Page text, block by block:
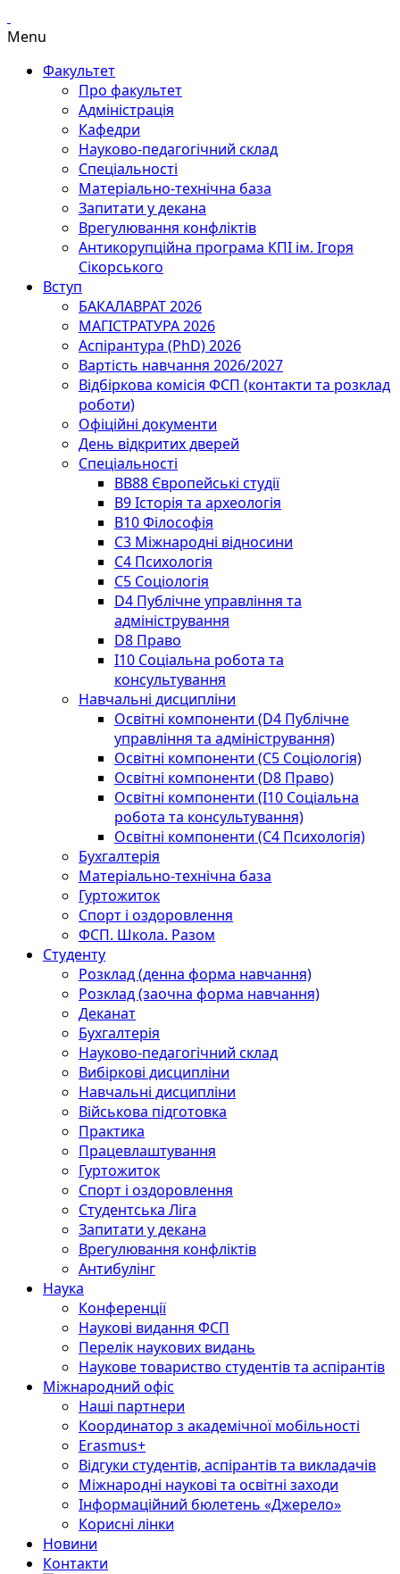
Menu
Факультет
Про факультет
Адміністрація
Кафедри
Науково-педагогічний склад
Спеціальності
Матеріально-технічна база
Запитати у декана
Врегулювання конфліктів
Антикорупційна програма КПІ ім. Ігоря
Сікорського
Вступ
БАКАЛАВРАТ 2026
МАГІСТРАТУРА 2026
Аспірантура (PhD) 2026
Вартість навчання 2026/2027
Відбіркова комісія ФСП (контакти та розклад
роботи)
Офіційні документи
День відкритих дверей
Спеціальності
BВ88 Європейські студії
B9 Історія та археологія
B10 Філософія
C3 Міжнародні відносини
C4 Психологія
С5 Соціологія
D4 Публічне управління та
адміністрування
D8 Право
I10 Соціальна робота та
консультування
Навчальні дисципліни
Освітні компоненти (D4 Публічне
управління та адміністрування)
Освітні компоненти (С5 Соціологія)
Освітні компоненти (D8 Право)
Освітні компоненти (I10 Соціальна
робота та консультування)
Освітні компоненти (С4 Психологія)
Бухгалтерія
Матеріально-технічна база
Гуртожиток
Спорт і оздоровлення
ФСП. Школа. Разом
Студенту
Розклад (денна форма навчання)
Розклад (заочна форма навчання)
Деканат
Бухгалтерія
Науково-педагогічний склад
Вибіркові дисципліни
Навчальні дисципліни
Військова підготовка
Практика
Працевлаштування
Гуртожиток
Спорт і оздоровлення
Студентська Ліга
Запитати у декана
Врегулювання конфліктів
Антибулінг
Наука
Конференції
Наукові видання ФСП
Перелік наукових видань
Наукове товариство студентів та аспірантів
Міжнародний офіс
Наші партнери
Координатор з академічної мобільності
Erasmus+
Відгуки студентів, аспірантів та викладачів
Міжнародні наукові та освітні заходи
Інформаційний бюлетень «Джерело»
Корисні лінки
Новини
Контакти